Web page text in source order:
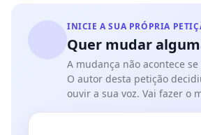
INICIE A SUA PRÓPRIA
Quer mudar
A mudança não acontece
O autor desta petição
ouvir a sua voz. Vai fazer o